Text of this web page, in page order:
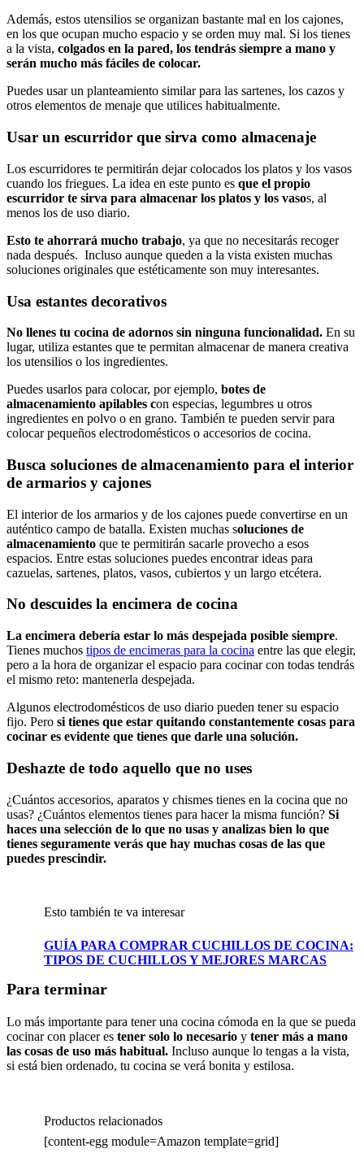
Además, estos utensilios se organizan bastante mal en los cajones,
en los que ocupan mucho espacio y se orden muy mal. Si los tienes
a la vista, colgados en la pared, los tendrás siempre a mano y
serán mucho más fáciles de colocar.
Puedes usar un planteamiento similar para las sartenes, los cazos y
otros elementos de menaje que utilices habitualmente.
Usar un escurridor que sirva como almacenaje
Los escurridores te permitirán dejar colocados los platos y los vasos
cuando los friegues. La idea en este punto es que el propio
escurridor te sirva para almacenar los platos y los vasos, al
menos los de uso diario.
Esto te ahorrará mucho trabajo, ya que no necesitarás recoger
nada después. Incluso aunque queden a la vista existen muchas
soluciones originales que estéticamente son muy interesantes.
Usa estantes decorativos
No llenes tu cocina de adornos sin ninguna funcionalidad. En su
lugar, utiliza estantes que te permitan almacenar de manera creativa
los utensilios o los ingredientes.
Puedes usarlos para colocar, por ejemplo, botes de
almacenamiento apilables con especias, legumbres u otros
ingredientes en polvo o en grano. También te pueden servir para
colocar pequeños electrodomésticos o accesorios de cocina.
Busca soluciones de almacenamiento para el interior
de armarios y cajones
El interior de los armarios y de los cajones puede convertirse en un
auténtico campo de batalla. Existen muchas soluciones de
almacenamiento que te permitirán sacarle provecho a esos
espacios. Entre estas soluciones puedes encontrar ideas para
cazuelas, sartenes, platos, vasos, cubiertos y un largo etcétera.
No descuides la encimera de cocina
La encimera debería estar lo más despejada posible siempre.
Tienes muchos tipos de encimeras para la cocina entre las que elegir,
pero a la hora de organizar el espacio para cocinar con todas tendrás
el mismo reto: mantenerla despejada.
Algunos electrodomésticos de uso diario pueden tener su espacio
fijo. Pero si tienes que estar quitando constantemente cosas para
cocinar es evidente que tienes que darle una solución.
Deshazte de todo aquello que no uses
¿Cuántos accesorios, aparatos y chismes tienes en la cocina que no
usas? ¿Cuántos elementos tienes para hacer la misma función? Si
haces una selección de lo que no usas y analizas bien lo que
tienes seguramente verás que hay muchas cosas de las que
puedes prescindir.
Esto también te va interesar
GUÍA PARA COMPRAR CUCHILLOS DE COCINA:
TIPOS DE CUCHILLOS Y MEJORES MARCAS
Para terminar
Lo más importante para tener una cocina cómoda en la que se pueda
cocinar con placer es tener solo lo necesario y tener más a mano
las cosas de uso más habitual. Incluso aunque lo tengas a la vista,
si está bien ordenado, tu cocina se verá bonita y estilosa.
Productos relacionados
[content-egg module=Amazon template=grid]